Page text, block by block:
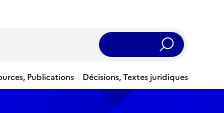
Rechercher
Publications
Décisions, Textes juridiques